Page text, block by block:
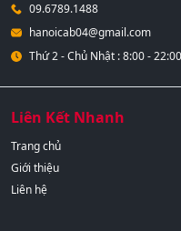
09.6789.1488
hanoicab04@gmail.com
Thứ 2 - Chủ Nhật : 8:00 - 22:00
Liên Kết Nhanh
Trang chủ
Giới thiệu
Liên hệ